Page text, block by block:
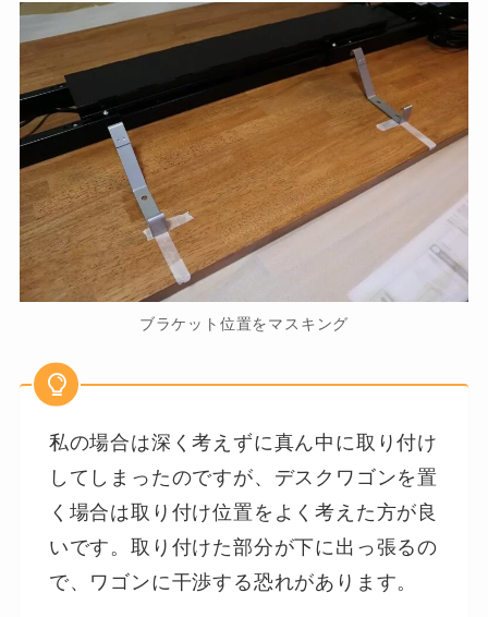
ブラケット位置をマスキング
私の場合は深く考えずに真ん中に取り付け
してしまったのですが、デスクワゴンを置
く場合は取り付け位置をよく考えた方が良
いです。取り付けた部分が下に出っ張るの
で、ワゴンに干渉する恐れがあります。